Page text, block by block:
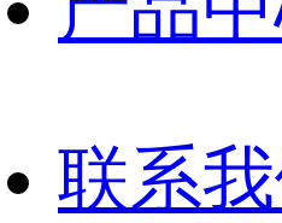
联系